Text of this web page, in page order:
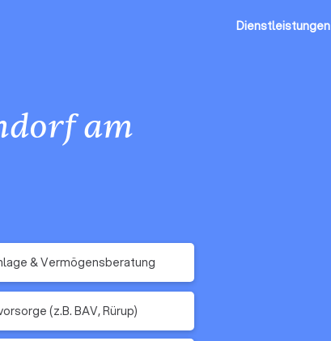
Dienstleistungen
am
& Vermögensberatung
(z.B. BAV, Rürup)